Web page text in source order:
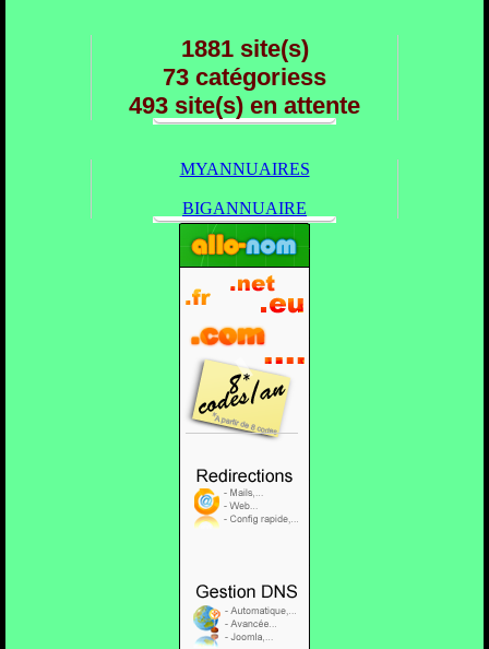
1881 site(s)
73 catégoriess
493 site(s) en attente
MYANNUAIRES
BIGANNUAIRE